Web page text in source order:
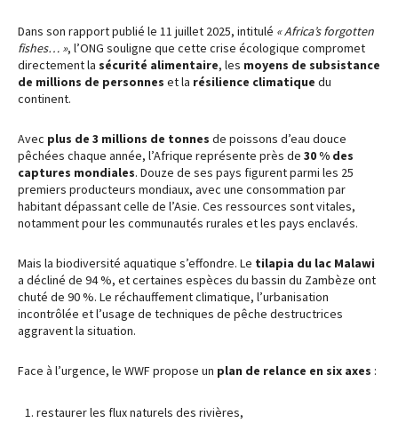
Dans son rapport publié le 11 juillet 2025, intitulé « Africa’s forgotten
fishes… », l’ONG souligne que cette crise écologique compromet
directement la sécurité alimentaire, les moyens de subsistance
de millions de personnes et la résilience climatique du
continent.
Avec plus de 3 millions de tonnes de poissons d’eau douce
pêchées chaque année, l’Afrique représente près de 30 % des
captures mondiales. Douze de ses pays figurent parmi les 25
premiers producteurs mondiaux, avec une consommation par
habitant dépassant celle de l’Asie. Ces ressources sont vitales,
notamment pour les communautés rurales et les pays enclavés.
Mais la biodiversité aquatique s’effondre. Le tilapia du lac Malawi
a décliné de 94 %, et certaines espèces du bassin du Zambèze ont
chuté de 90 %. Le réchauffement climatique, l’urbanisation
incontrôlée et l’usage de techniques de pêche destructrices
aggravent la situation.
Face à l’urgence, le WWF propose un plan de relance en six axes :
restaurer les flux naturels des rivières,